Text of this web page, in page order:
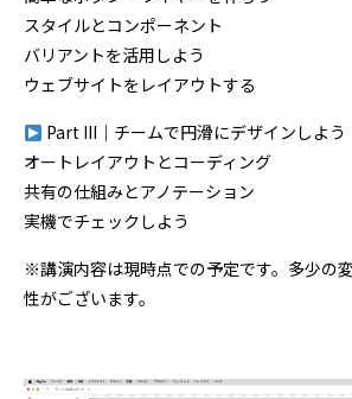
スタイルとコンポーネント
バリアントを活用しよう
ウェブサイトをレイアウトする
Part III｜チームで円滑にデザインしよう
オートレイアウトとコーディング
共有の仕組みとアノテーション
実機でチェックしよう
※講演内容は現時点での予定です。多少の
性がございます。